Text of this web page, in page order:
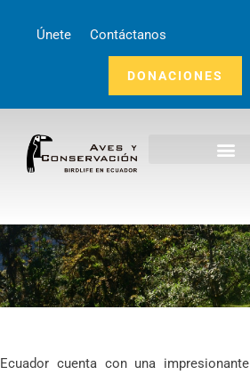
Únete Contáctanos
DONACIONES
Inicio
Nosotros
¿Qué Hacemos?
Publicaciones
Ecuador cuenta con una impresionante